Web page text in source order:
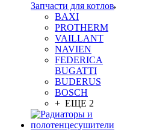
Запчасти для котлов
BAXI
PROTHERM
VAILLANT
NAVIEN
FEDERICA
BUGATTI
BUDERUS
BOSCH
+ ЕЩЕ 2